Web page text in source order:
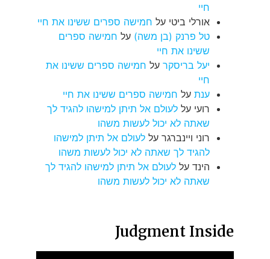
חיי
אורלי ביטי על חמישה ספרים ששינו את חיי
טל פרנק (בן משה) על חמישה ספרים
ששינו את חיי
יעל בריסקר על חמישה ספרים ששינו את
חיי
ענת על חמישה ספרים ששינו את חיי
רועי על לעולם אל תיתן למישהו להגיד לך
שאתה לא יכול לעשות משהו
רוני ויינברגר על לעולם אל תיתן למישהו
להגיד לך שאתה לא יכול לעשות משהו
הינד על לעולם אל תיתן למישהו להגיד לך
שאתה לא יכול לעשות משהו
Judgment Inside